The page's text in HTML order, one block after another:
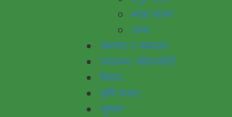
माछा पालन
अन्य
समस्या र समाधान
स्वास्थ्य /जीवनशैली
बिचार
कृषि बजार
सूचना